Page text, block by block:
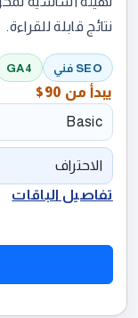
نتائج قابلة للقراءة.
SEO فني GA4
يبدأ من 90$
Basic
الاحتراف
تفاصيل الباقات